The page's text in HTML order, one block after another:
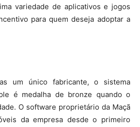
variedade de aplicativos e jogos
para quem deseja adoptar a
um único fabricante, o sistema
é medalha de bronze quando o
O software proprietário da Maçã
da empresa desde o primeiro